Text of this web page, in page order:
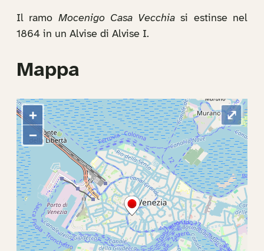
Il ramo Mocenigo Casa Vecchia si estinse nel
1864 in un Alvise di Alvise I.
Mappa